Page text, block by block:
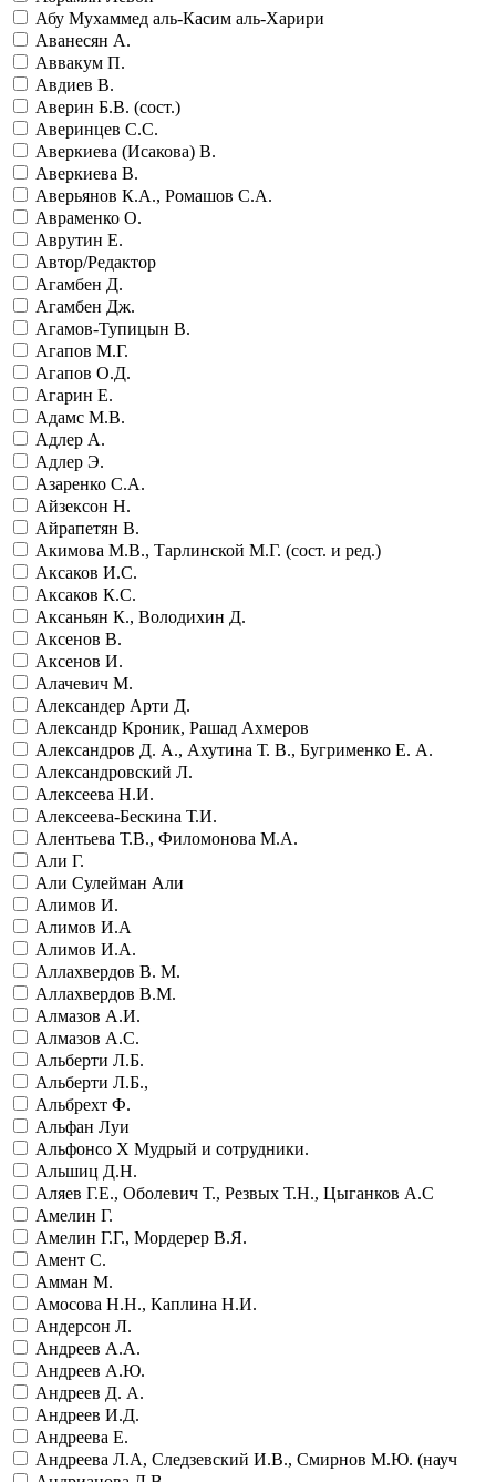
Абу Мухаммед аль-Касим аль-Харири
Аванесян А.
Аввакум П.
Авдиев В.
Аверин Б.В. (сост.)
Аверинцев С.С.
Аверкиева (Исакова) В.
Аверкиева В.
Аверьянов К.А., Ромашов С.А.
Авраменко О.
Аврутин Е.
Автор/Редактор
Агамбен Д.
Агамбен Дж.
Агамов-Тупицын В.
Агапов М.Г.
Агапов О.Д.
Агарин Е.
Адамс М.В.
Адлер А.
Адлер Э.
Азаренко С.А.
Айзексон Н.
Айрапетян В.
Акимова М.В., Тарлинской М.Г. (сост. и ред.)
Аксаков И.С.
Аксаков К.С.
Аксаньян К., Володихин Д.
Аксенов В.
Аксенов И.
Алачевич М.
Александер Арти Д.
Александр Кроник, Рашад Ахмеров
Александров Д. А., Ахутина Т. В., Бугрименко Е. А.
Александровский Л.
Алексеева Н.И.
Алексеева-Бескина Т.И.
Алентьева Т.В., Филомонова М.А.
Али Г.
Али Сулейман Али
Алимов И.
Алимов И.А
Алимов И.А.
Аллахвердов В. М.
Аллахвердов В.М.
Алмазов А.И.
Алмазов А.С.
Альберти Л.Б.
Альберти Л.Б.,
Альбрехт Ф.
Альфан Луи
Альфонсо Х Мудрый и сотрудники.
Альшиц Д.Н.
Аляев Г.Е., Оболевич Т., Резвых Т.Н., Цыганков А.С
Амелин Г.
Амелин Г.Г., Мордерер В.Я.
Амент С.
Амман М.
Амосова Н.Н., Каплина Н.И.
Андерсон Л.
Андреев А.А.
Андреев А.Ю.
Андреев Д. А.
Андреев И.Д.
Андреева Е.
Андреева Л.А, Следзевский И.В., Смирнов М.Ю. (науч